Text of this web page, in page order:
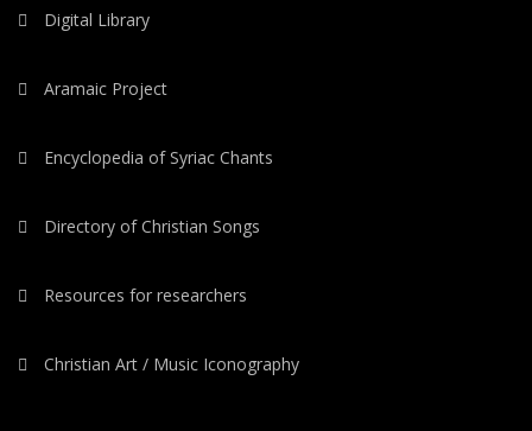
Digital Library
Aramaic Project
Encyclopedia of Syriac Chants
Directory of Christian Songs
Resources for researchers
Christian Art / Music Iconography